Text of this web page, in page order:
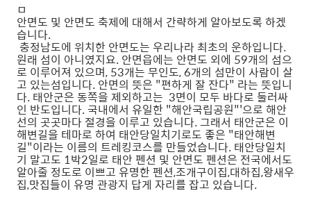
ㅁ
안면도 및 안면도 축제에 대해서 간략하게 알아보도록 하겠
습니다.
충정남도에 위치한 안면도는 우리나라 최초의 운하입니다.
원래 섬이 아니였지요. 안면읍에는 안면도 외에 59개의 섬으
로 이루어져 있으며, 53개는 무인도, 6개의 섬만이 사람이 살
고 있는섬입니다. 안면의 뜻은 "편하게 잘 잔다" 라는 뜻입니
다. 태안군은 동쪽을 제외하고는 3면이 모두 바다로 둘러싸
인 반도입니다. 국내에서 유일한 "해안국립공원"'으로 해안
선의 곳곳마다 절경을 이루고 있습니다. 그래서 태안군은 이
해변길을 테마로 하여 태안당일치기로도 좋은 "태안해변
길"이라는 이름의 트레킹코스를 만들었습니다. 태안당일치
기 말고도 1박2일로 태안 펜션 및 안면도 펜션은 전국에서도
알아줄 정도로 이쁘고 유명한 펜션,조개구이집,대하집,왕새우
집,맛집들이 유명 관광지 답게 자리를 잡고 있습니다.